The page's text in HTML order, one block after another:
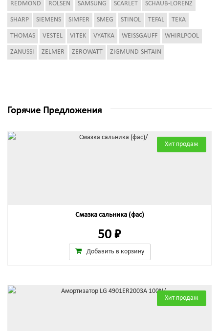
REDMOND ROLSEN SAMSUNG SCARLET SCHAUB-LORENZ
SHARP SIEMENS SIMFER SMEG STINOL TEFAL TEKA
THOMAS VESTEL VITEK VYATKA WEISSGAUFF WHIRLPOOL
ZANUSSI ZELMER ZEROWATT ZIGMUND-SHTAIN
Горячие Предложения
Хит продаж
Смазка сальника (фас)
50 ₽
Добавить в корзину
Хит продаж